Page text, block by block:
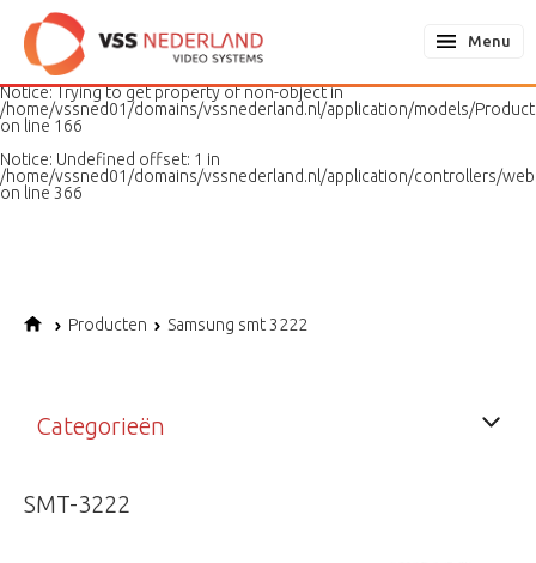
Notice: Undefined variable: page in
/home/vssned01/domains/vssnederland.nl/application/models/
on line
187
Notice: Trying to get property of non-object in
/home/vssned01/domains/vssnederland.nl/application/models/
on line 166
Notice: Undefined offset: 1 in
/home/vssned01/domains/vssnederland.nl/application/controllers/
on line 366
Menu
Producten Samsung smt 3222
Categorieën
SMT-3222